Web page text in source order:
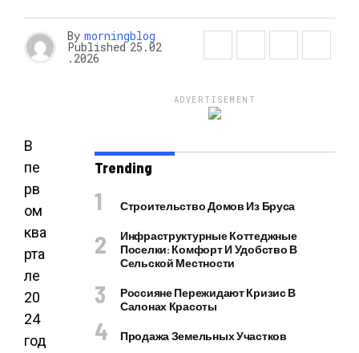
By morningblog
Published 25.02
.2026
В
пе
рв
ом
ква
рта
ле
20
24
год
ADVERTISEMENT
Trending
Строительство Домов Из Бруса
Инфраструктурные Коттеджные
Поселки: Комфорт И Удобство В
Сельской Местности
Россияне Пережидают Кризис В
Салонах Красоты
Продажа Земельных Участков